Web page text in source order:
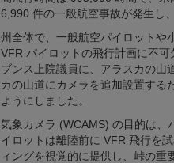
6,990 件の一般航空事故が発生し
州全体で、一般航空パイロットや
VFR パイロットの飛行計画に不
ブンス上院議員に、アラスカの山
カの山道にカメラを追加設置する
ようにしました。
気象カメラ (WCAMS) の目的は、
イロットは離陸前に VFR 飛行を
ィングを視覚的に提供し、峠の重